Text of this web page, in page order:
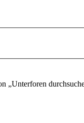
„Unterforen